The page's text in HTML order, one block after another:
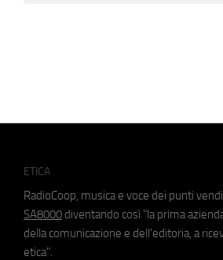
ETICA
RadioCoop, musica e voce dei punti
SA8000 diventando così "la prima
della comunicazione e dell'editoria, a
etica".